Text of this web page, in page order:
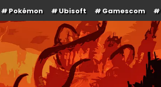
Pokémon Ubisoft Gamescom